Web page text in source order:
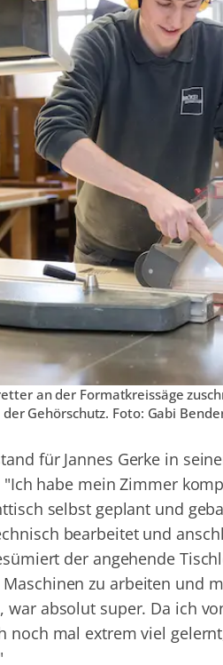
an der Formatkreissäge
Gehörschutz. Foto: Gabi
für Jannes Gerke in
habe mein Zimmer
selbst geplant und
bearbeitet und
der angehende
zu arbeiten und
war absolut super. Da ich
noch mal extrem viel